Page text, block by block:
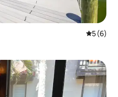
Nilai
5 (6)